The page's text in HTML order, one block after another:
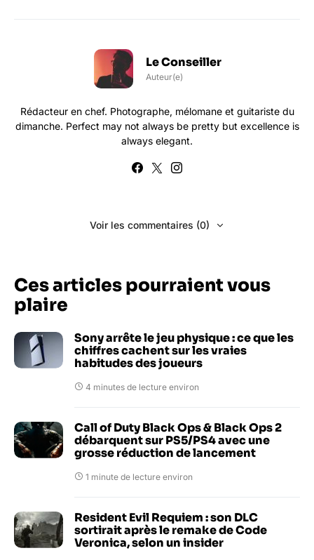
Le Conseiller
Auteur(e)
Rédacteur en chef. Photographe, mélomane et guitariste du
dimanche. Perfect may not always be pretty but excellence is
always elegant.
Voir les commentaires (0)
Ces articles pourraient vous
plaire
Sony arrête le jeu physique : ce que les
chiffres cachent sur les vraies
habitudes des joueurs
4 minutes de lecture environ
Call of Duty Black Ops & Black Ops 2
débarquent sur PS5/PS4 avec une
grosse réduction de lancement
1 minute de lecture environ
Resident Evil Requiem : son DLC
sortirait après le remake de Code
Veronica, selon un insider